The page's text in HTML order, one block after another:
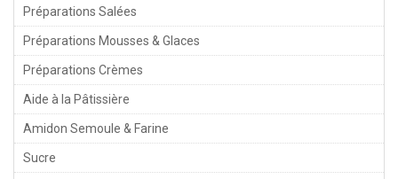
Préparations Salées
Préparations Mousses & Glaces
Préparations Crèmes
Aide à la Pâtissière
Amidon Semoule & Farine
Sucre